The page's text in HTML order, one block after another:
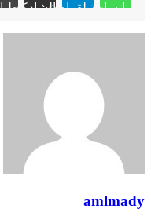
واتسابتيلقرام مشاركة عبر البريد
amlmady